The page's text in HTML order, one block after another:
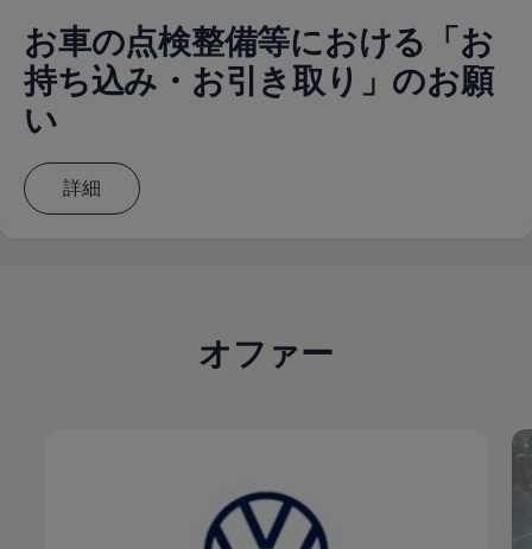
お車の点検整備等における「お
持ち込み・お引き取り」のお願
い
詳細
オファー